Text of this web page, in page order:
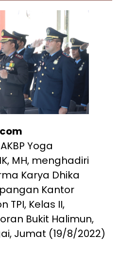
Yoga
MH, menghadiri
Karya Dhika
Kantor
TPI, Kelas II,
Bukit Halimun,
Jumat (19/8/2022)